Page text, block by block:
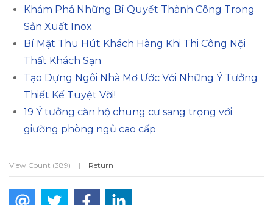
Khám Phá Những Bí Quyết Thành Công Trong
Sản Xuất Inox
Bí Mật Thu Hút Khách Hàng Khi Thi Công Nội
Thất Khách Sạn
Tạo Dựng Ngôi Nhà Mơ Ước Với Những Ý Tưởng
Thiết Kế Tuyệt Vời!
19 Ý tưởng căn hộ chung cư sang trọng với
giường phòng ngủ cao cấp
View Count (389) | Return